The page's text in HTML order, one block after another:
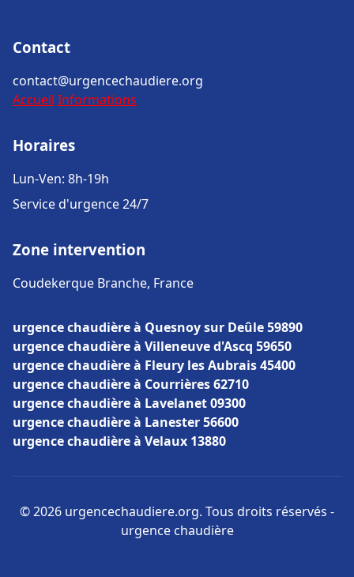
Contact
contact@urgencechaudiere.org
Accueil Informations
Horaires
Lun-Ven: 8h-19h
Service d'urgence 24/7
Zone intervention
Coudekerque Branche, France
urgence chaudière à Quesnoy sur Deûle 59890
urgence chaudière à Villeneuve d'Ascq 59650
urgence chaudière à Fleury les Aubrais 45400
urgence chaudière à Courrières 62710
urgence chaudière à Lavelanet 09300
urgence chaudière à Lanester 56600
urgence chaudière à Velaux 13880
© 2026 urgencechaudiere.org. Tous droits réservés -
urgence chaudière